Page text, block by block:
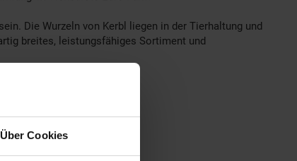
Über Cookies
Die Wurzeln von Kerbl liegen in der Tierhaltung und
breites, leistungsfähiges Sortiment und